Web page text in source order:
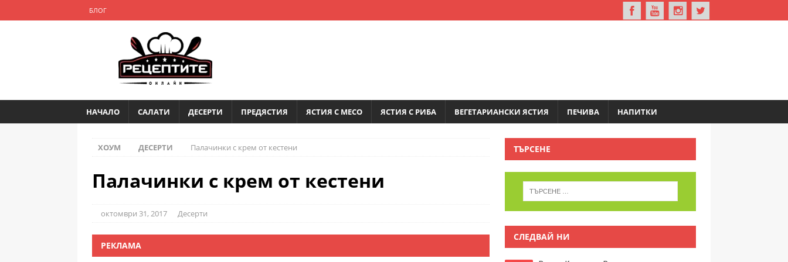
БЛОГ
НАЧАЛО САЛАТИ ДЕСЕРТИ ПРЕДЯСТИЯ ЯСТИЯ С МЕСО ЯСТИЯ С РИБА ВЕГЕТАРИАНСКИ ЯСТИЯ ПЕЧИВА НАПИТКИ
ХОУМ ДЕСЕРТИ Палачинки с крем от кестени
Палачинки с крем от кестени
октомври 31, 2017 Десерти
РЕКЛАМА
ТЪРСЕНЕ
СЛЕДВАЙ НИ